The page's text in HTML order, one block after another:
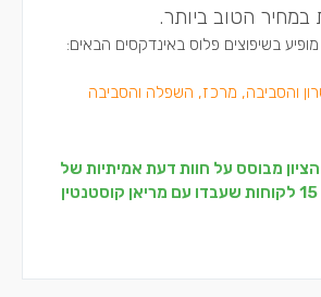
במחיר הטוב ביותר.
מופיע בשיפוצים פלוס באינדקסים הבאים:
והסביבה, מרכז, השפלה והסביבה
הציון מבוסס על חוות דעת אמיתיות של
15 לקוחות שעבדו עם מריאן קוסטנטין